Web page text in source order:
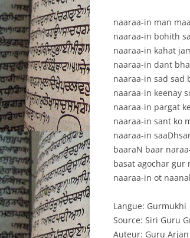
naaraa-in man
naaraa-in bohith
naaraa-in kahat
naaraa-in dant
naaraa-in sad sad
naaraa-in keenay
naaraa-in pargat
naaraa-in sant ko
naaraa-in
baaraN baar
basat agochar gur
naaraa-in ot
Langue: Gurmukhi
Source: Siri Guru
Auteur: Guru Arjan